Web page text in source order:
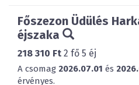
Főszezon Üdülés
éjszaka
218 310 Ft 2 fő 5 éj
A csomag 2026.07.01 és
érvényes.